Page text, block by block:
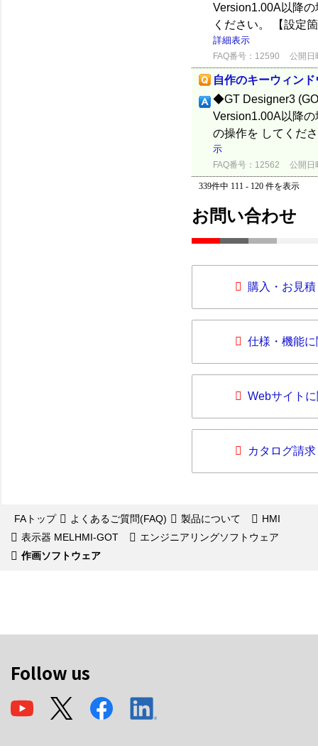
Version1.00A以降
ください。 【設定
詳細表示
FAQ番号：12590 公開日
自作のキーウィン
◆GT Designer3
Version1.00A以降
の操作を してくだ
示
FAQ番号：12562 公開日
339件中 111 - 120 件を表示
お問い合わせ
購入・お見
仕様・機能
Webサイト
カタログ請求
FAトップ よくあるご質問(FAQ) 製品について
HMI
表示器 MELHMI-GOT
エンジニアリングソフトウェア
作画ソフトウェア
Follow us